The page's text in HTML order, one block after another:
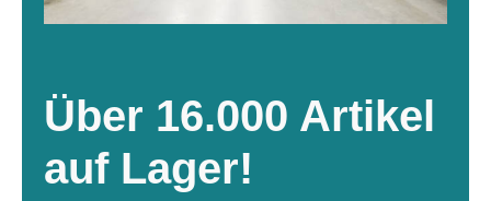
Über 16.000 Artikel
auf Lager!